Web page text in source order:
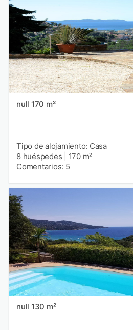
null 170 m²
Tipo de alojamiento: Casa
8 huéspedes
170 m²
Comentarios: 5
null 130 m²